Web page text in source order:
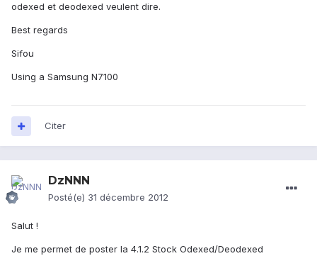
odexed et deodexed veulent dire.
Best regards
Sifou
Using a Samsung N7100
Citer
DzNNN
Posté(e) 31 décembre 2012
Salut !
Je me permet de poster la 4.1.2 Stock Odexed/Deodexed